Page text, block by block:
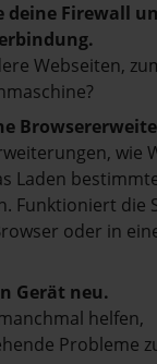
deine Firewall
Webseiten,
wie
Laden
Funktioniert die
oder in
Gerät neu.
helfen,
Probleme